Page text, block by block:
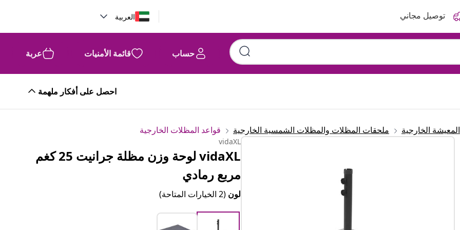
توصيل مجاني العربية
حساب قائمة الأمنيات عربة
احصل على أفكار ملهمة
المعيشة الخارجية ملحقات المظلات والمظلات الشمسية الخارجية قواعد المظلات الخارجية
vidaXL
vidaXL لوحة وزن مظلة جرانيت 25 كغم
مربع رمادي
لون(2 الخيارات المتاحة)